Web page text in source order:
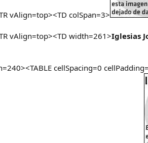
vAlign=top><TD colSpan=3>
vAlign=top><TD width=261>Iglesias
cellSpacing=0